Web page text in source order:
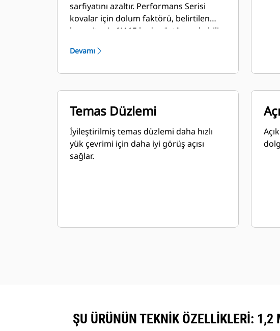
sarfiyatını azaltır. Performans Serisi
kovalar için dolum faktörü, belirtilen
kapasitenin %115 kadar üstüne çıkabilir.
Devamı
Temas Düzlemi
İyileştirilmiş temas düzlemi daha hızlı
yük çevrimi için daha iyi görüş açısı
sağlar.
ŞU ÜRÜNÜN TEKNIK ÖZELLIKLERI: